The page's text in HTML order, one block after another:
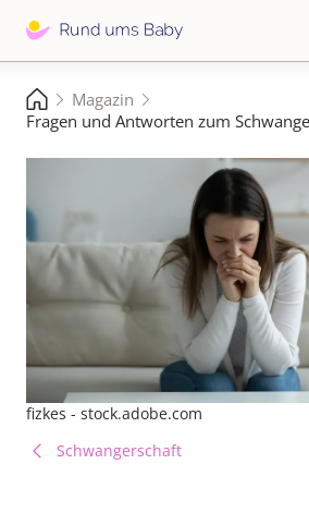
zum
Pfadnavigation
StartseiteMagazin
Fragen und Antworten zum
fizkes - stock.adobe.com
Schwangerschaft